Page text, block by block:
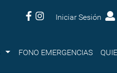
Iniciar Sesión
Submenu
FONO EMERGENCIAS